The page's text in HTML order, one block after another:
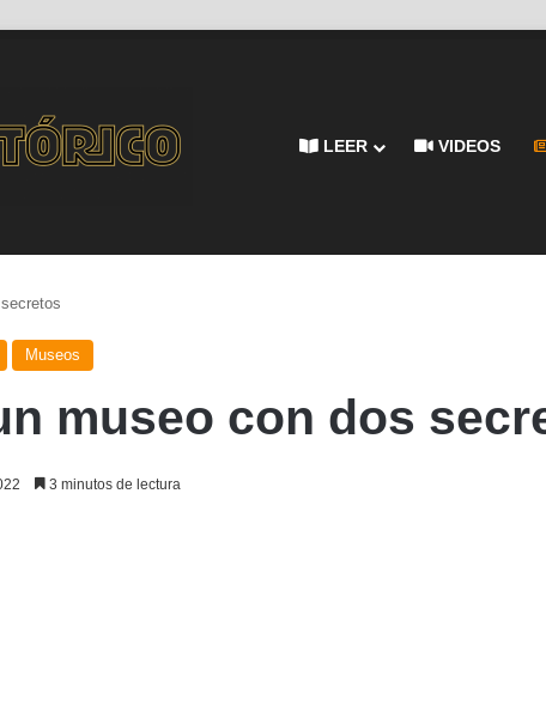
LEER VIDEOS
Museos
museo con dos
3 minutos de lectura